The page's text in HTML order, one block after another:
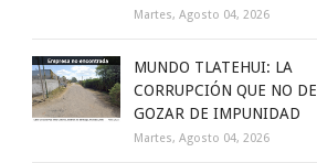
Martes, Agosto 04, 2026
MUNDO TLATEHUI: LA
CORRUPCIÓN QUE NO
GOZAR DE IMPUNIDAD
Martes, Agosto 04, 2026